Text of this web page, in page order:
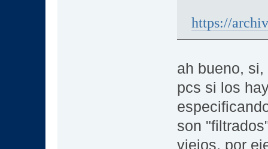
https://
ah bueno,
pcs si los
son
viejos, por